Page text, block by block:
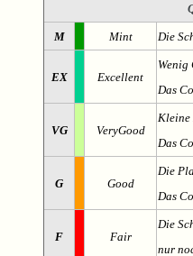
M Mint Die
EX Excellent
Wenig
Das
VG VeryGood
Kleine
Das
G Good
Die
Das
F Fair
Die
nur